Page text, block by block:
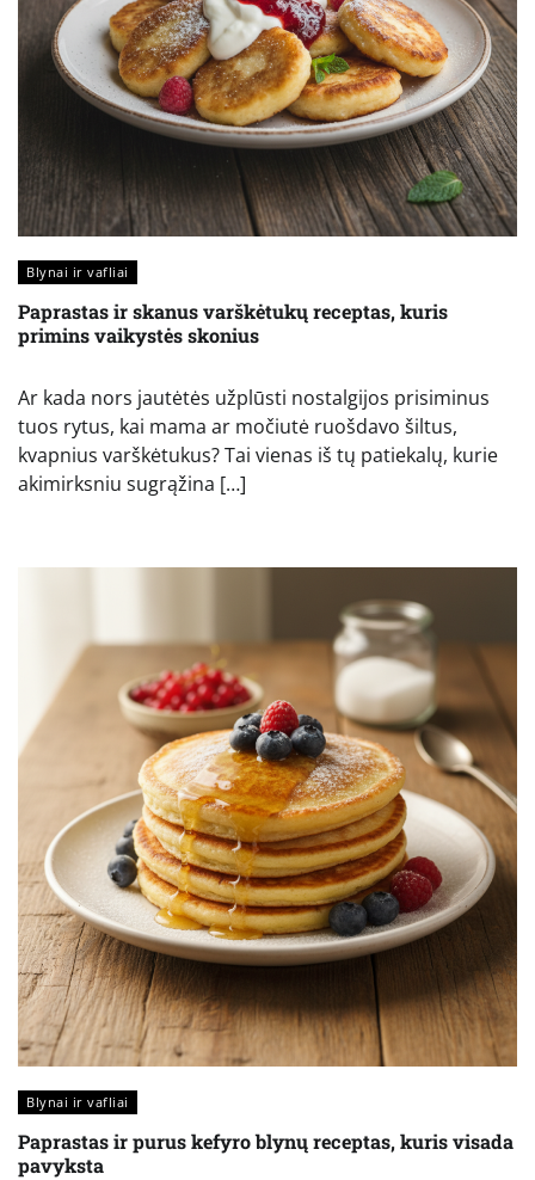
Blynai ir vafliai
Paprastas ir skanus varškėtukų receptas, kuris
primins vaikystės skonius
Ar kada nors jautėtės užplūsti nostalgijos prisiminus
tuos rytus, kai mama ar močiutė ruošdavo šiltus,
kvapnius varškėtukus? Tai vienas iš tų patiekalų, kurie
akimirksniu sugrąžina […]
Blynai ir vafliai
Paprastas ir purus kefyro blynų receptas, kuris visada
pavyksta